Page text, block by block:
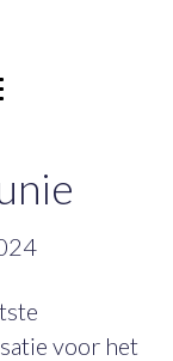
voor het